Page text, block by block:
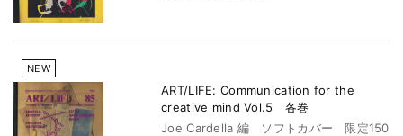
NEW
ART/LIFE: Communication for the
creative mind Vol.5 各巻
Joe Cardella 編 ソフトカバー 限定150